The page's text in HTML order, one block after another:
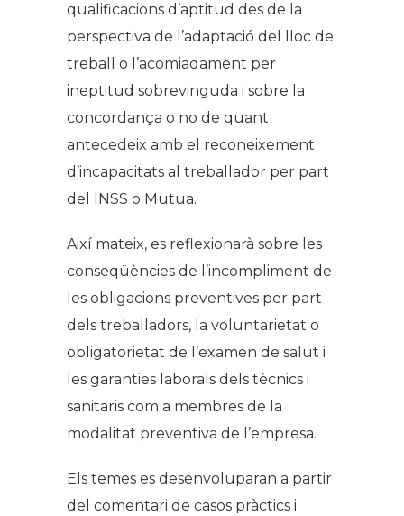
qualificacions d’aptitud des de la
perspectiva de l’adaptació del lloc de
treball o l’acomiadament per
ineptitud sobrevinguda i sobre la
concordança o no de quant
antecedeix amb el reconeixement
d’incapacitats al treballador per part
del INSS o Mutua.
Així mateix, es reflexionarà sobre les
conseqüències de l’incompliment de
les obligacions preventives per part
dels treballadors, la voluntarietat o
obligatorietat de l’examen de salut i
les garanties laborals dels tècnics i
sanitaris com a membres de la
modalitat preventiva de l’empresa.
Els temes es desenvoluparan a partir
del comentari de casos pràctics i